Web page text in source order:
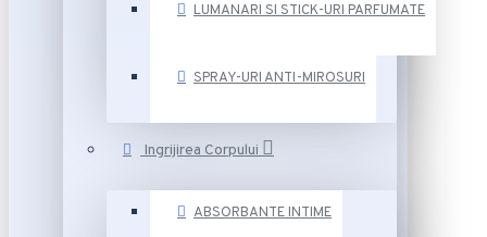
LUMANARI SI STICK-URI PARFUMATE
SPRAY-URI ANTI-MIROSURI
Ingrijirea Corpului
ABSORBANTE INTIME